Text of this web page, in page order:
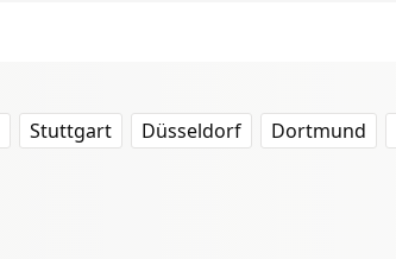
Stuttgart Düsseldorf Dortmund